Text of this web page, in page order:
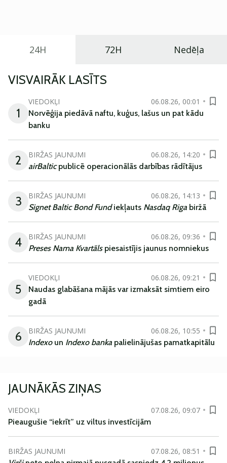
24H 72H Nedēļa
VISVAIRĀK LASĪTS
1
VIEDOKĻI
06.08.26, 00:01
Norvēģija piedāvā naftu, kuģus, lašus un pat kādu
banku
2 BIRŽAS JAUNUMI
06.08.26, 14:20
airBalticpublicē operacionālās darbības rādītājus
3 BIRŽAS JAUNUMI
06.08.26, 14:13
Signet Baltic Bond Fundiekļauts Nasdaq Riga biržā
4 BIRŽAS JAUNUMI
06.08.26, 09:36
Preses Nama Kvartāls piesaistījis jaunus nomniekus
5
VIEDOKĻI
06.08.26, 09:21
Naudas glabāšana mājās var izmaksāt simtiem eiro
gadā
6 BIRŽAS JAUNUMI
06.08.26, 10:55
Indexoun Indexo banka palielinājušas pamatkapitālu
JAUNĀKĀS ZIŅAS
VIEDOKĻI
07.08.26, 09:07
Pieaugušie “iekrīt” uz viltus investīcijām
BIRŽAS JAUNUMI
07.08.26, 08:51